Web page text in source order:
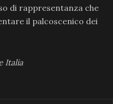
di rappresentanza che
il palcoscenico dei
Italia